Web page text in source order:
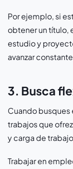
Por ejemplo, si
obtener un título,
estudio y
avanzar
3. Busca
Cuando
trabajos que
y carga de
Trabajar en